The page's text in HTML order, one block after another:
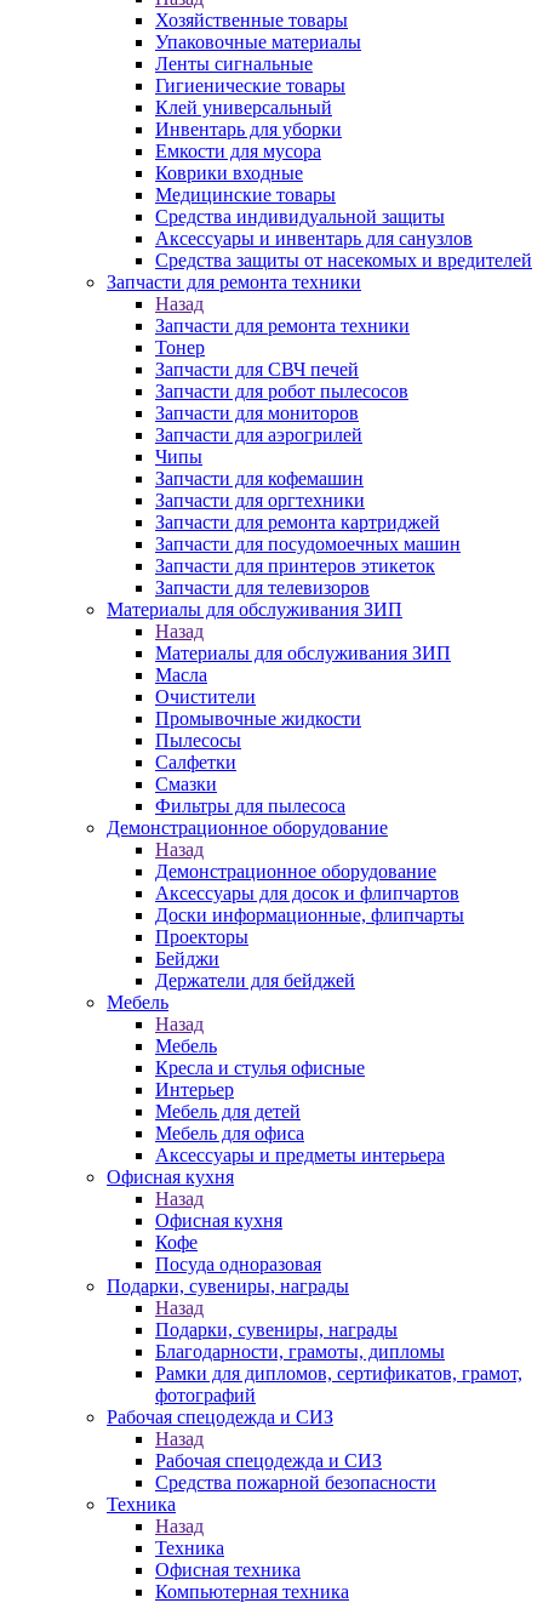
Хозяйственные товары
Упаковочные материалы
Ленты сигнальные
Гигиенические товары
Клей универсальный
Инвентарь для уборки
Емкости для мусора
Коврики входные
Медицинские товары
Средства индивидуальной защиты
Аксессуары и инвентарь для санузлов
Средства защиты от насекомых и вредителей
Запчасти для ремонта техники
Назад
Запчасти для ремонта техники
Тонер
Запчасти для СВЧ печей
Запчасти для робот пылесосов
Запчасти для мониторов
Запчасти для аэрогрилей
Чипы
Запчасти для кофемашин
Запчасти для оргтехники
Запчасти для ремонта картриджей
Запчасти для посудомоечных машин
Запчасти для принтеров этикеток
Запчасти для телевизоров
Материалы для обслуживания ЗИП
Назад
Материалы для обслуживания ЗИП
Масла
Очистители
Промывочные жидкости
Пылесосы
Салфетки
Смазки
Фильтры для пылесоса
Демонстрационное оборудование
Назад
Демонстрационное оборудование
Аксессуары для досок и флипчартов
Доски информационные, флипчарты
Проекторы
Бейджи
Держатели для бейджей
Мебель
Назад
Мебель
Кресла и стулья офисные
Интерьер
Мебель для детей
Мебель для офиса
Аксессуары и предметы интерьера
Офисная кухня
Назад
Офисная кухня
Кофе
Посуда одноразовая
Подарки, сувениры, награды
Назад
Подарки, сувениры, награды
Благодарности, грамоты, дипломы
Рамки для дипломов, сертификатов, грамот,
фотографий
Рабочая спецодежда и СИЗ
Назад
Рабочая спецодежда и СИЗ
Средства пожарной безопасности
Техника
Назад
Техника
Офисная техника
Компьютерная техника